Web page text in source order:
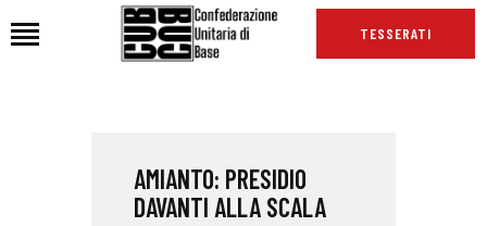
TESSERATI
CHI SIAMO
AMIANTO: PRESIDIO
DAVANTI ALLA SCALA